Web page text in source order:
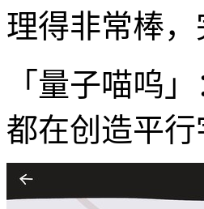
理得非常棒
「量子喵呜
都在创造平